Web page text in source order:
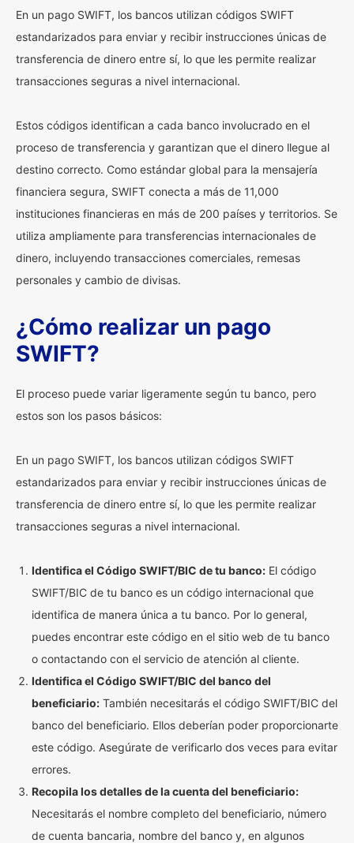
En un pago SWIFT, los bancos utilizan códigos SWIFT
estandarizados para enviar y recibir instrucciones únicas de
transferencia de dinero entre sí, lo que les permite realizar
transacciones seguras a nivel internacional.
Estos códigos identifican a cada banco involucrado en el
proceso de transferencia y garantizan que el dinero llegue al
destino correcto. Como estándar global para la mensajería
financiera segura, SWIFT conecta a más de 11,000
instituciones financieras en más de 200 países y territorios. Se
utiliza ampliamente para transferencias internacionales de
dinero, incluyendo transacciones comerciales, remesas
personales y cambio de divisas.
¿Cómo realizar un pago
SWIFT?
El proceso puede variar ligeramente según tu banco, pero
estos son los pasos básicos:
En un pago SWIFT, los bancos utilizan códigos SWIFT
estandarizados para enviar y recibir instrucciones únicas de
transferencia de dinero entre sí, lo que les permite realizar
transacciones seguras a nivel internacional.
Identifica el Código SWIFT/BIC de tu banco: El código
SWIFT/BIC de tu banco es un código internacional que
identifica de manera única a tu banco. Por lo general,
puedes encontrar este código en el sitio web de tu banco
o contactando con el servicio de atención al cliente.
Identifica el Código SWIFT/BIC del banco del
beneficiario: También necesitarás el código SWIFT/BIC del
banco del beneficiario. Ellos deberían poder proporcionarte
este código. Asegúrate de verificarlo dos veces para evitar
errores.
Recopila los detalles de la cuenta del beneficiario:
Necesitarás el nombre completo del beneficiario, número
de cuenta bancaria, nombre del banco y, en algunos